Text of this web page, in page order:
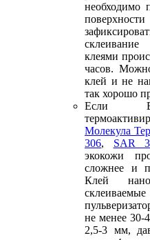
необходимо
клеями
часов.
клей и не
так хорошо
Если
Молекула
306, SAR
экокожи
сложнее и
Клей
не менее 30-
2,5-3 мм,